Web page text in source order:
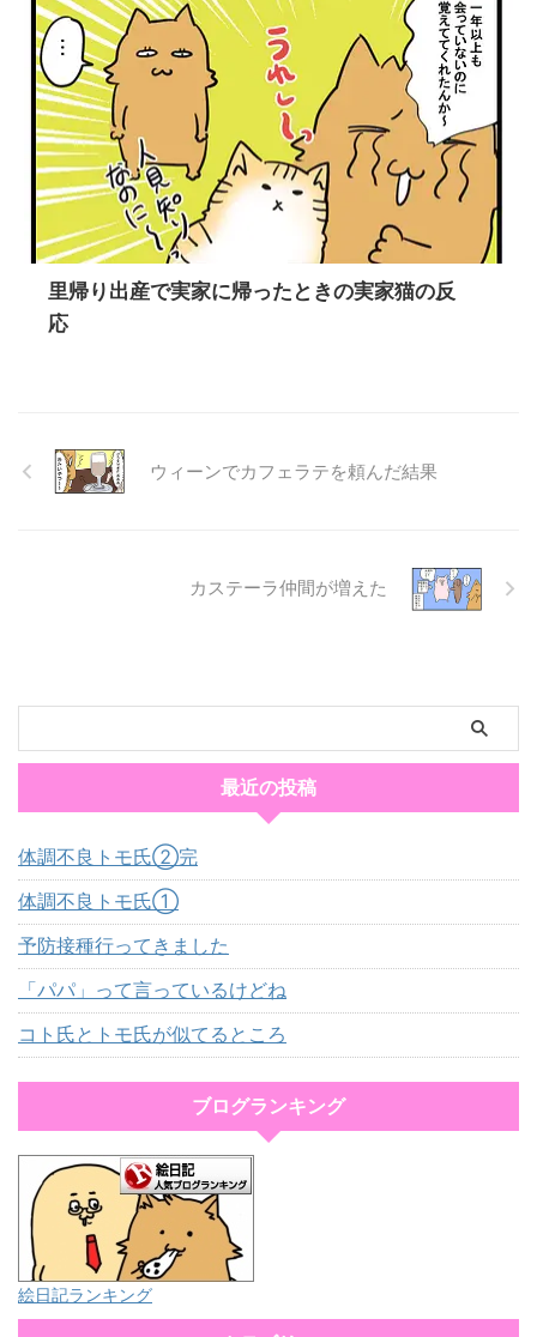
里帰り出産で実家に帰ったときの実家猫の反
応
ウィーンでカフェラテを頼んだ結果
カステーラ仲間が増えた
最近の投稿
体調不良トモ氏②完
体調不良トモ氏①
予防接種行ってきました
「パパ」って言っているけどね
コト氏とトモ氏が似てるところ
ブログランキング
絵日記ランキング